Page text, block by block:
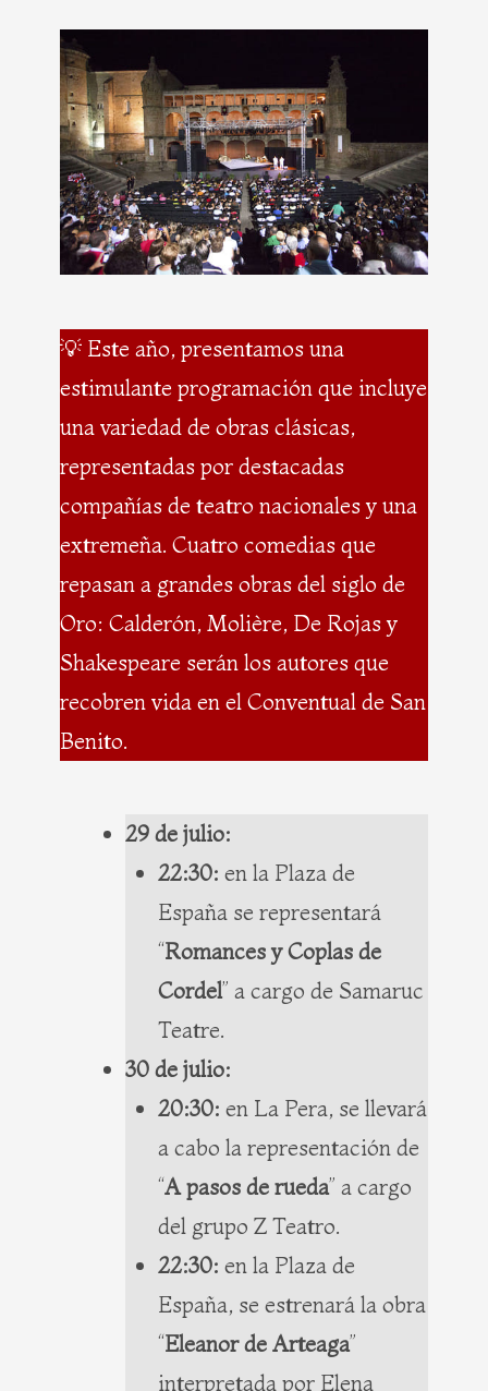
💡 Este año, presentamos una
estimulante programación que incluye
una variedad de obras clásicas,
representadas por destacadas
compañías de teatro nacionales y una
extremeña. Cuatro comedias que
repasan a grandes obras del siglo de
Oro: Calderón, Molière, De Rojas y
Shakespeare serán los autores que
recobren vida en el Conventual de San
Benito.
29 de julio:
22:30: en la Plaza de
España se representará
“Romances y Coplas de
Cordel” a cargo de Samaruc
Teatre.
30 de julio:
20:30: en La Pera, se llevará
a cabo la representación de
“A pasos de rueda” a cargo
del grupo Z Teatro.
22:30: en la Plaza de
España, se estrenará la obra
“Eleanor de Arteaga”
interpretada por Elena